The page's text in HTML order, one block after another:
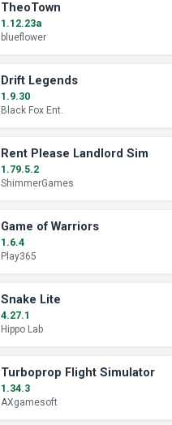
TheoTown
1.12.23a
blueflower
Drift Legends
1.9.30
Black Fox Ent.
Rent Please Landlord Sim
1.79.5.2
ShimmerGames
Game of Warriors
1.6.4
Play365
Snake Lite
4.27.1
Hippo Lab
Turboprop Flight Simulator
1.34.3
AXgamesoft